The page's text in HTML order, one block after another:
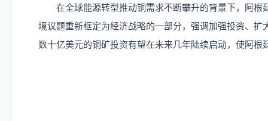
在全球能源转型推动铜需求不断攀升的背景下，阿根
境议题重新框定为经济战略的一部分，强调加强投资、
数十亿美元的铜矿投资有望在未来几年陆续启动，使阿